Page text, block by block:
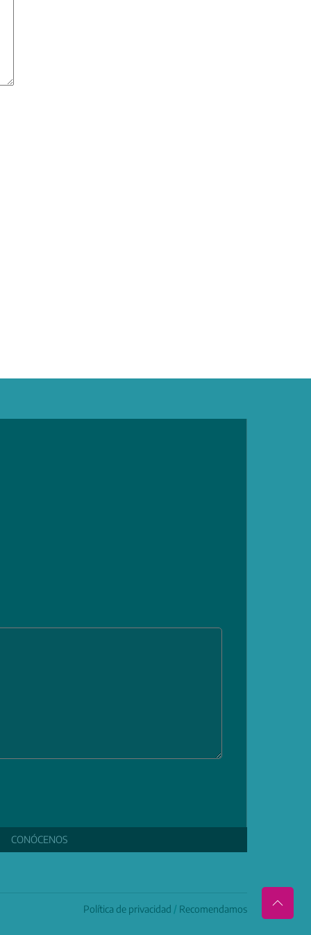
CONÓCENOS
Política de privacidad / Recomendamos